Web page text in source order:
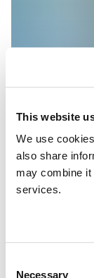
This website
We use
also share
may combine it
services.
Necessary
Тези фуражи
декоративни
други
повърхността.